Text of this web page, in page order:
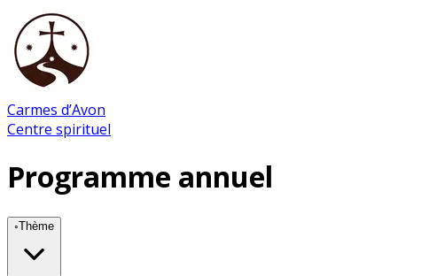
Carmes d’Avon
Centre spirituel
Programme annuel
◦Thème